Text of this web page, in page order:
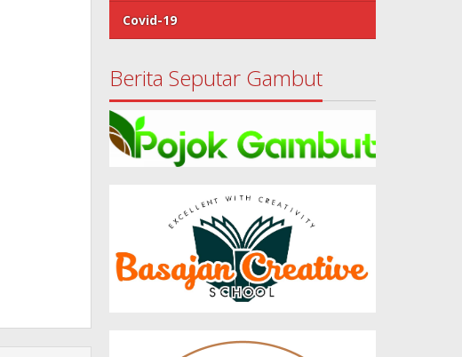
Covid-19
Berita Seputar Gambut